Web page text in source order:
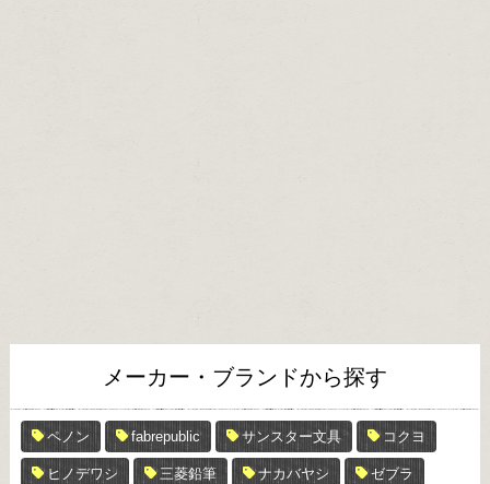
メーカー・ブランドから探す
ペノン fabrepublic サンスター文具 コクヨ
ヒノデワシ 三菱鉛筆 ナカバヤシ ゼブラ